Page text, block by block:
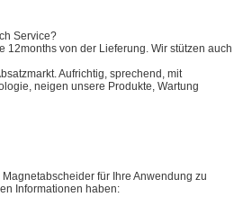
Service?
12months von der Lieferung. Wir stützen auch
Aufrichtig, sprechend, mit
neigen unsere Produkte, Wartung
für Ihre Anwendung zu
Informationen haben: